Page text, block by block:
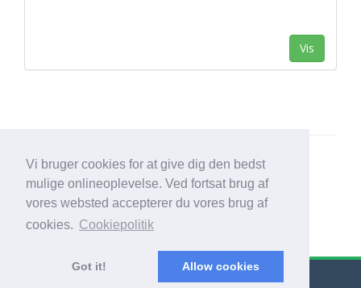
Vi bruger cookies for at give dig den bedst
mulige onlineoplevelse. Ved fortsat brug af
vores websted accepterer du vores brug af
cookies. Cookiepolitik
Got it! Allow cookies
Vis
© Export Worldwide 2026